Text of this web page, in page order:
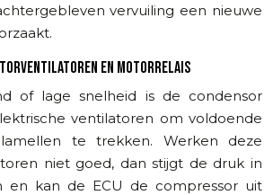
vervuiling een nieuwe
EN MOTORRELAIS
of lage snelheid is de condensor
ventilatoren om voldoende
te trekken. Werken deze
niet goed, dan stijgt de druk in
en kan de ECU de compressor uit